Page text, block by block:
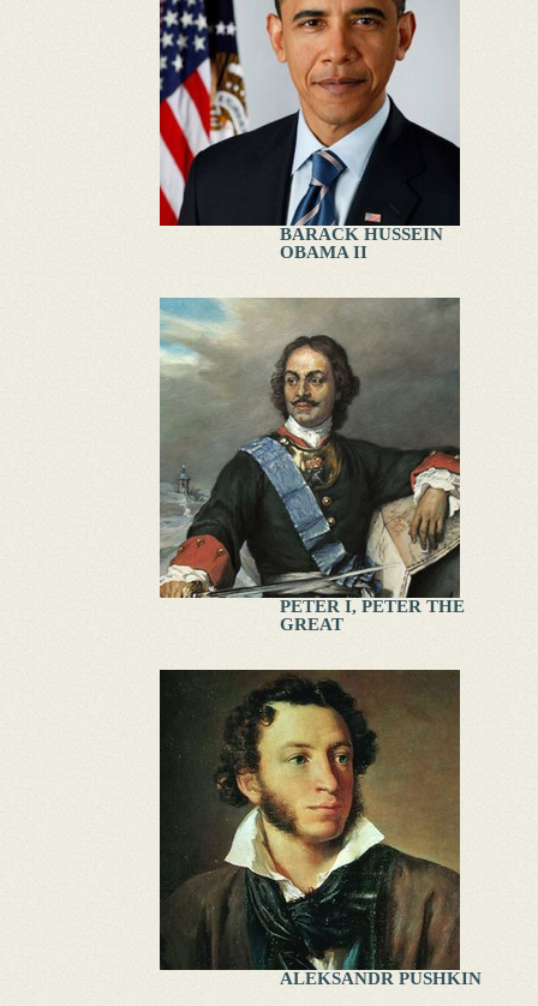
BARACK HUSSEIN
OBAMA II
PETER I, PETER THE
GREAT
ALEKSANDR PUSHKIN